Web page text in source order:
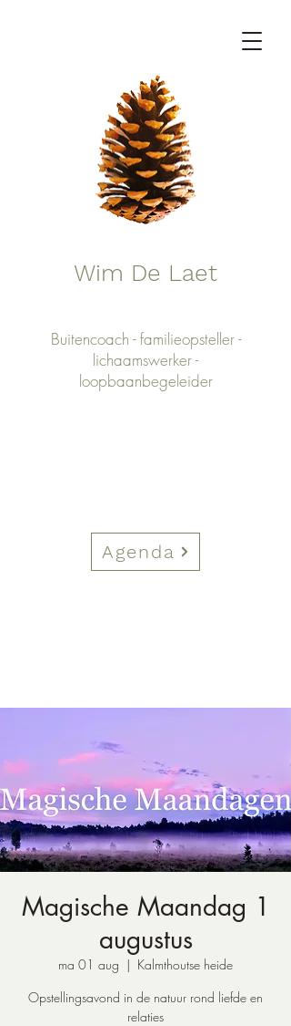
Wim De Laet
Buitencoach - familieopsteller -
lichaamswerker -
loopbaanbegeleider
Agenda
Magische Maandag 1
augustus
ma 01 aug
  |
Kalmthoutse heide
Opstellingsavond in de natuur rond liefde en
relaties